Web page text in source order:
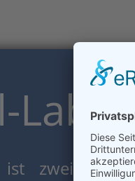
zweifellos